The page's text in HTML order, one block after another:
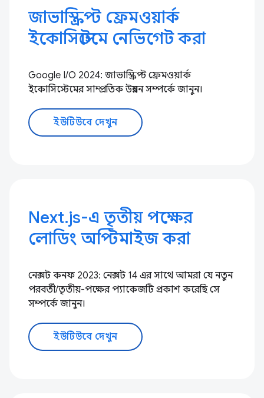
জাভাস্ক্রিপ্ট ফ্রেমওয়ার্ক
ইকোসিস্টেমে নেভিগেট করা
Google I/O 2024: জাভাস্ক্রিপ্ট ফ্রেমওয়ার্ক
ইকোসিস্টেমের সাম্প্রতিক উন্নয়ন সম্পর্কে জানুন।
ইউটিউবে দেখুন
Next.js-এ তৃতীয় পক্ষের
লোডিং অপ্টিমাইজ করা
নেক্সট কনফ 2023: নেক্সট 14 এর সাথে আমরা যে নতুন
পরবর্তী/তৃতীয়-পক্ষের প্যাকেজটি প্রকাশ করেছি সে
সম্পর্কে জানুন।
ইউটিউবে দেখুন